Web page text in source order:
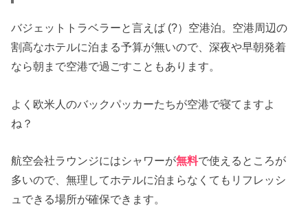
バジェットトラベラーと言えば (?）空港泊。空港周辺の
割高なホテルに泊まる予算が無いので、深夜や早朝発着
なら朝まで空港で過ごすこともあります。
よく欧米人のバックパッカーたちが空港で寝てますよ
ね？
航空会社ラウンジにはシャワーが無料で使えるところが
多いので、無理してホテルに泊まらなくてもリフレッシ
ュできる場所が確保できます。